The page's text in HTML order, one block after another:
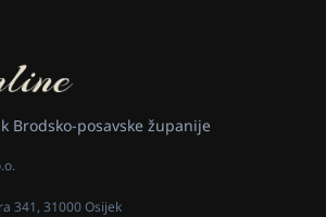
Brodsko-posavske županije
341, 31000 Osijek